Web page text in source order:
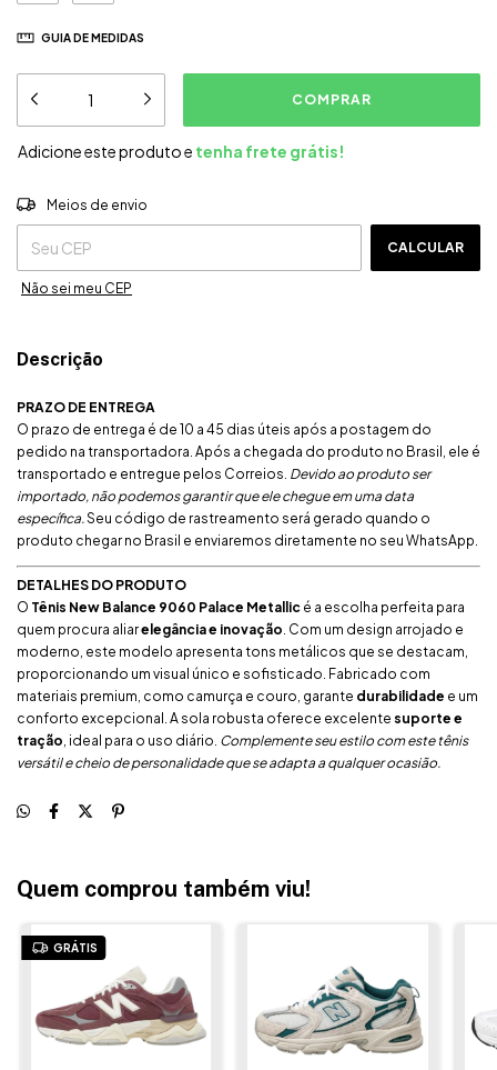
GUIA DE MEDIDAS
Adicione este produto e tenha frete grátis!
Entregas para o CEP:
Meios de envio
CALCULAR
Não sei meu CEP
Descrição
PRAZO DE ENTREGA
O prazo de entrega é de 10 a 45 dias úteis após a postagem do
pedido na transportadora. Após a chegada do produto no Brasil, ele é
transportado e entregue pelos Correios. Devido ao produto ser
importado, não podemos garantir que ele chegue em uma data
específica.Seu código de rastreamento será gerado quando o
produto chegar no Brasil e enviaremos diretamente no seu WhatsApp.
DETALHES DO PRODUTO
O Tênis New Balance 9060 Palace Metallic é a escolha perfeita para
quem procura aliarelegância e inovação . Com um design arrojado e
moderno, este modelo apresenta tons metálicos que se destacam,
proporcionando um visual único e sofisticado. Fabricado com
materiais premium, como camurça e couro, garante durabilidade e um
conforto excepcional. A sola robusta oferece excelente suporte e
tração , ideal para o uso diário. Complemente seu estilo com este tênis
versátil e cheio de personalidade que se adapta a qualquer ocasião.
Quem comprou também viu!
GRÁTIS